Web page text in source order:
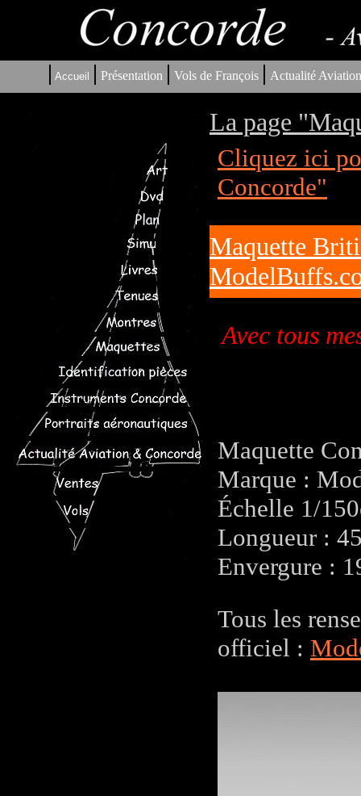
| Accueil | Présentation | Vols de François | Actualité
La page
Cliquez ici
Concorde"
Maquette
Avec tous
Maquette
Marque :
Échelle 1/
Longueur :
Envergure :
Tous les
officiel :